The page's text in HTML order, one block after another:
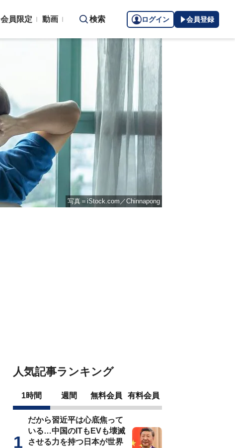
会員限定 動画 検索 ログイン 会員登録
写真＝iStock.com／Chinnapong
人気記事ランキング
1時間 週間 無料会員 有料会員
だから習近平は心底焦って
いる…中国のITもEVも壊滅
させる力を持つ日本が世界